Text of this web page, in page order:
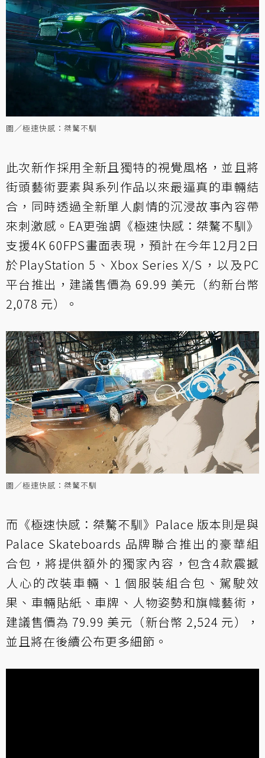
圖／極速快感：桀驁不馴
此次新作採用全新且獨特的視覺風格，並且將
街頭藝術要素與系列作品以來最逼真的車輛結
合，同時透過全新單人劇情的沉浸故事內容帶
來刺激感。EA更強調《極速快感：桀驁不馴》
支援4K 60FPS畫面表現，預計在今年12月2日
於PlayStation 5、Xbox Series X/S，以及PC
平台推出，建議售價為 69.99 美元（約新台幣
2,078 元）。
圖／極速快感：桀驁不馴
而《極速快感：桀驁不馴》Palace 版本則是與
Palace Skateboards 品牌聯合推出的豪華組
合包，將提供額外的獨家內容，包含4款震撼
人心的改裝車輛、1 個服裝組合包、駕駛效
果、車輛貼紙、車牌、人物姿勢和旗幟藝術，
建議售價為 79.99 美元（新台幣 2,524 元），
並且將在後續公布更多細節。